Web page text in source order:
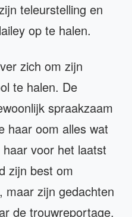
teleurstelling en
op te halen.
zich om zijn
te halen. De
spraakzaam
haar oom alles wat
voor het laatst
zijn best om
maar zijn gedachten
de trouwreportage.